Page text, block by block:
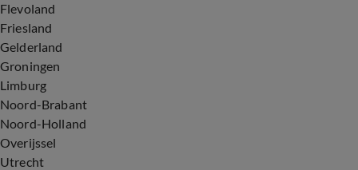
Flevoland
Friesland
Gelderland
Groningen
Limburg
Noord-Brabant
Noord-Holland
Overijssel
Utrecht